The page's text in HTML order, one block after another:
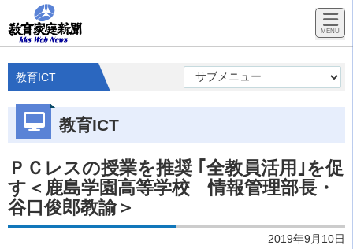
教育ICT
教育ICT
ＰＣレスの授業を推奨 ｢全教員活用｣を促
す＜鹿島学園高等学校 情報管理部長・
谷口俊郎教諭＞
2019年9月10日